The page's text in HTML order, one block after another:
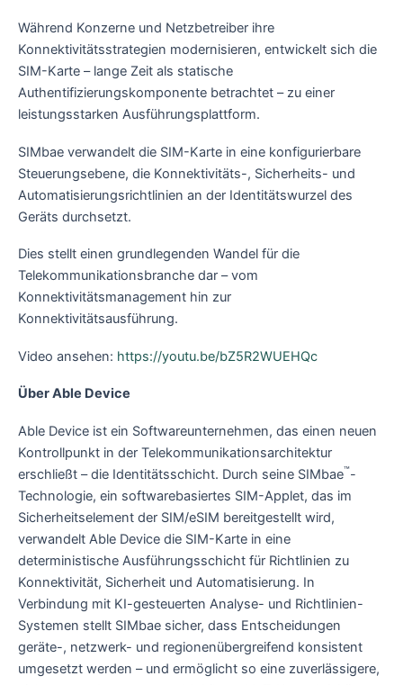
Während Konzerne und Netzbetreiber ihre
Konnektivitätsstrategien modernisieren, entwickelt sich die
SIM-Karte – lange Zeit als statische
Authentifizierungskomponente betrachtet – zu einer
leistungsstarken Ausführungsplattform.
SIMbae verwandelt die SIM-Karte in eine konfigurierbare
Steuerungsebene, die Konnektivitäts-, Sicherheits- und
Automatisierungsrichtlinien an der Identitätswurzel des
Geräts durchsetzt.
Dies stellt einen grundlegenden Wandel für die
Telekommunikationsbranche dar – vom
Konnektivitätsmanagement hin zur
Konnektivitätsausführung.
Video ansehen: https://youtu.be/bZ5R2WUEHQc
Über Able Device
Able Device ist ein Softwareunternehmen, das einen neuen
Kontrollpunkt in der Telekommunikationsarchitektur
erschließt – die Identitätsschicht. Durch seine SIMbae™-
Technologie, ein softwarebasiertes SIM-Applet, das im
Sicherheitselement der SIM/eSIM bereitgestellt wird,
verwandelt Able Device die SIM-Karte in eine
deterministische Ausführungsschicht für Richtlinien zu
Konnektivität, Sicherheit und Automatisierung. In
Verbindung mit KI-gesteuerten Analyse- und Richtlinien-
Systemen stellt SIMbae sicher, dass Entscheidungen
geräte-, netzwerk- und regionenübergreifend konsistent
umgesetzt werden – und ermöglicht so eine zuverlässigere,